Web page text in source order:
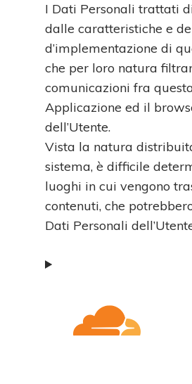
I Dati Personali trattati
dalle caratteristiche e
d’implementazione di
che per loro natura
comunicazioni fra
Applicazione ed il
dell’Utente.
Vista la natura
sistema, è difficile
luoghi in cui vengono
contenuti, che
Dati Personali